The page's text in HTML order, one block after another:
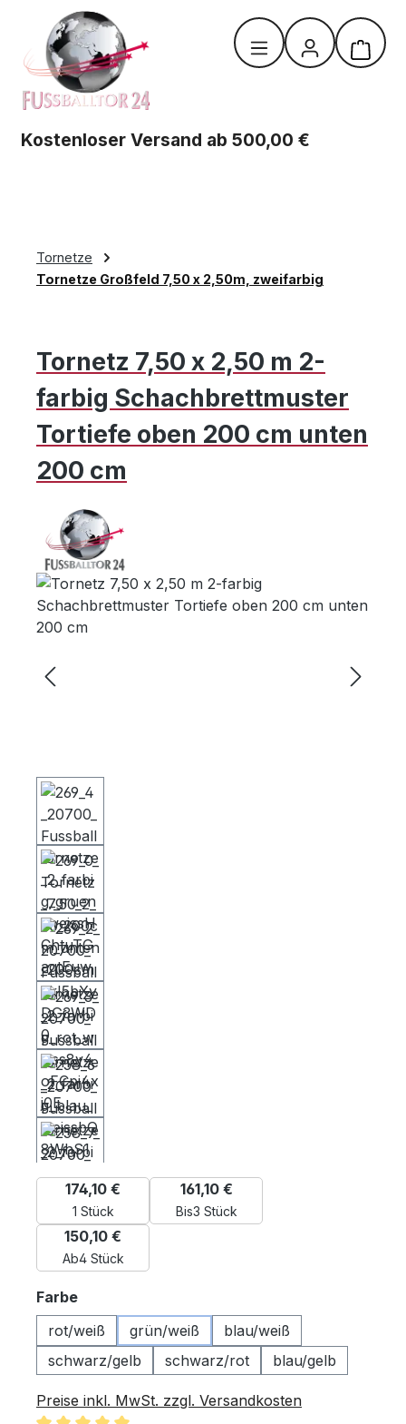
Zum Hauptinhalt springen
Kostenloser Versand ab 500,00 €
Tornetze
Tornetze Großfeld 7,50 x 2,50m, zweifarbig
Tornetz 7,50 x 2,50 m 2-
farbig Schachbrettmuster
Tortiefe oben 200 cm unten
200 cm
Bildergalerie überspringen
1 Stück
174,10 €
Bis3 Stück
161,10 €
Ab4 Stück
150,10 €
Farbeauswählen
rot/weiß
grün/weiß
blau/weiß
schwarz/gelb
schwarz/rot blau/gelb
Preise inkl. MwSt. zzgl. Versandkosten